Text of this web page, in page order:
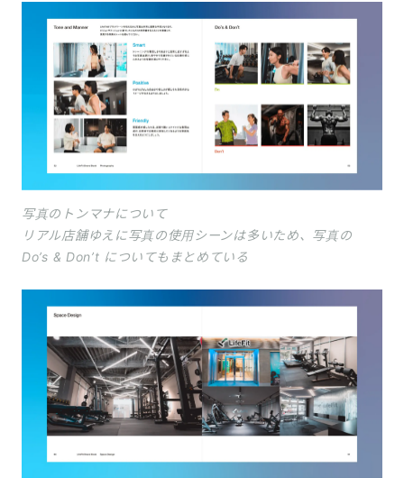
写真のトンマナについて
リアル店舗ゆえに写真の使用シーンは多いため、写真の
Do’s & Don’t についてもまとめている